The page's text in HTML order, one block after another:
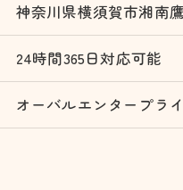
神奈川県横須賀市湘南
24時間365日対応可能
オーバルエンタープラ